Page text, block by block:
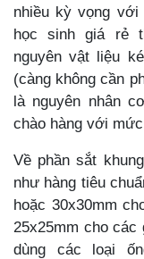
nhiều kỳ vọng
học sinh giá rẻ
nguyên vật liệu
(càng không cần
là nguyên nhân
chào hàng với
Về phần sắt
như hàng tiêu
hoặc 30x30mm
25x25mm cho
dùng các loại